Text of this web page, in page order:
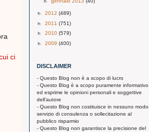
ci
► 2012 (489)
► 2011 (751)
► 2010 (579)
► 2009 (400)
DISCLAIMER
- Questo Blog non è a scopo di lucro
- Questo Blog è a scopo puramente informativo
ed esprime le opinioni personali e soggettive
dell'autore
- Questo Blog non costituisce in nessuno modo
servizio di consulenza o sollecitazione al
pubblico risparmio
- Questo Blog non garantisce la precisione del